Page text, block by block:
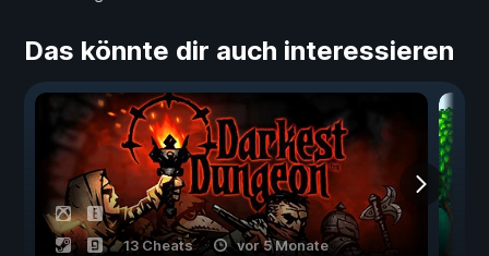
Das könnte dir auch interessieren
13 Cheats vor 5 Monate